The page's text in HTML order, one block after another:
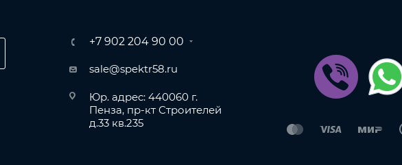
+7 902 204 90 00
sale@spektr58.ru
Юр. адрес: 440060 г.
Пенза, пр-кт Строителей
д.33 кв.235